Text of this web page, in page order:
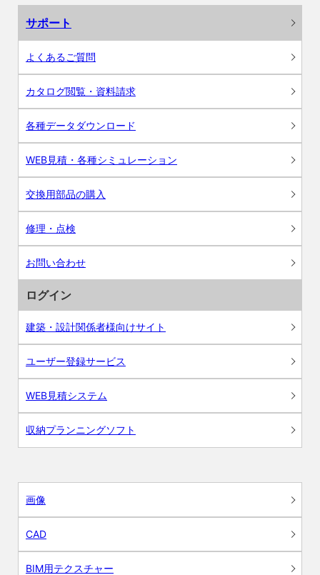
サポート
よくあるご質問
カタログ閲覧・資料請求
各種データダウンロード
WEB見積・各種シミュレーション
交換用部品の購入
修理・点検
お問い合わせ
ログイン
建築・設計関係者様向けサイト
ユーザー登録サービス
WEB見積システム
収納プランニングソフト
画像
CAD
BIM用テクスチャー